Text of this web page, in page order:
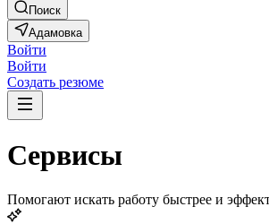
Поиск
Адамовка
Войти
Войти
Создать резюме
Сервисы
Помогают искать работу быстрее и